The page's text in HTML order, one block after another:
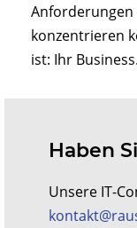
Anforderungen
konzentrieren
ist: Ihr Business.
Haben
Unsere IT-